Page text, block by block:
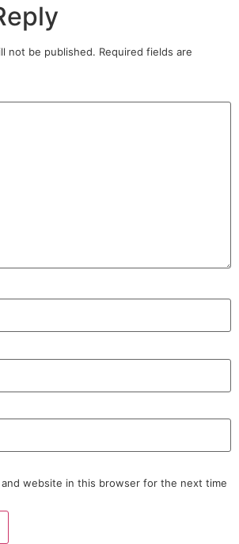
not be published. Required fields are
and website in this browser for the next time